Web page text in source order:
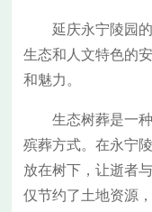
延庆永宁陵园
生态和人文特色的
和魅力。
生态树葬是一种
殡葬方式。在永宁
放在树下，让逝者
仅节约了土地资源